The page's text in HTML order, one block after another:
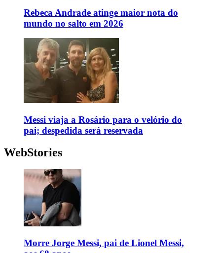
Rebeca Andrade atinge maior nota do
mundo no salto em 2026
Messi viaja a Rosário para o velório do
pai; despedida será reservada
WebStories
Morre Jorge Messi, pai de Lionel Messi,